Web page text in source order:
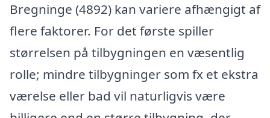
Bregninge (4892) kan variere afhængigt af
flere faktorer. For det første spiller
størrelsen på tilbygningen en væsentlig
rolle; mindre tilbygninger som fx et ekstra
værelse eller bad vil naturligvis være